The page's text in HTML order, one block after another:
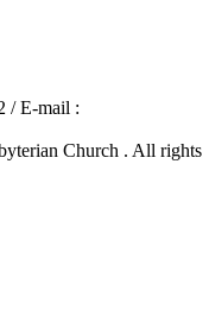
/ E-mail :
Church . All rights